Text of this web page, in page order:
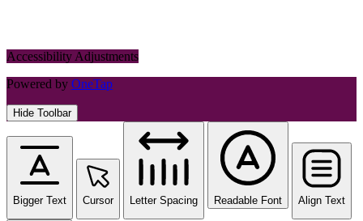
Accessibility Adjustments
Powered by OneTap
Hide Toolbar
Bigger Text Cursor Letter Spacing Readable Font Align Text